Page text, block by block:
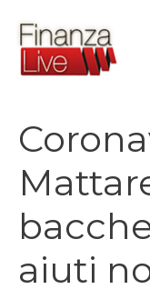
contenuto
aiuti